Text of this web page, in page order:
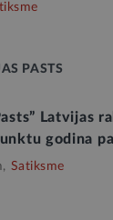
PASTS
Latvijas
godina
Satiksme